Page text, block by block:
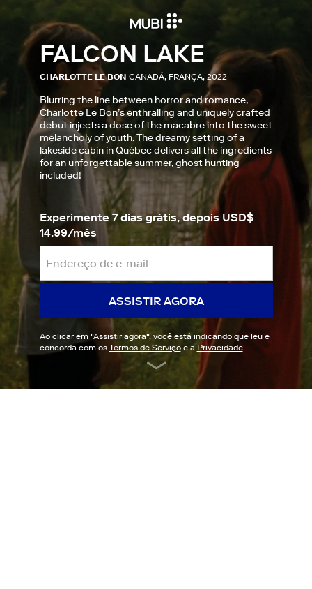
FALCON LAKE
CHARLOTTE LE BON CANADÁ, FRANÇA, 2022
Blurring the line between horror and romance,
Charlotte Le Bon’s enthralling and uniquely crafted
debut injects a dose of the macabre into the sweet
melancholy of youth. The dreamy setting of a
lakeside cabin in Québec delivers all the ingredients
for an unforgettable summer, ghost hunting
included!
Experimente 7 dias grátis, depois USD$
14.99/mês
ASSISTIR AGORA
Ao clicar em "Assistir agora", você está indicando que leu e
concorda com os Termos de Serviçoe a Privacidade